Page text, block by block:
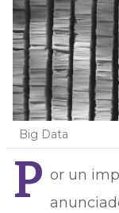
Big Data
P or un